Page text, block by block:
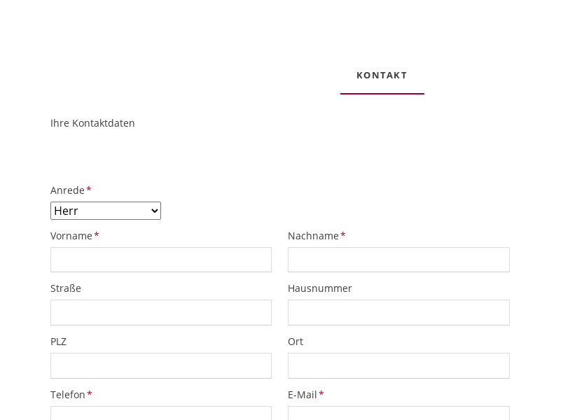
KONTAKT
ObjektPlatzhalter
URL
Ihre Kontaktdaten
Pflichtfeld
Anrede*
Pflichtfeld
Vorname* Pflichtfeld
Nachname*
Straße Hausnummer
PLZ Ort
Pflichtfeld
Telefon* Pflichtfeld
E-Mail*